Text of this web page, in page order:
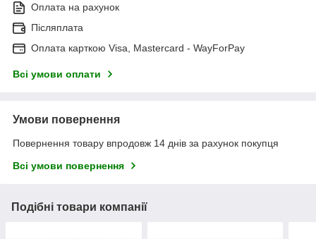
Оплата на рахунок
Післяплата
Оплата карткою Visa, Mastercard - WayForPay
Всі умови оплати
Умови повернення
Повернення товару впродовж 14 днів за рахунок покупця
Всі умови повернення
Подібні товари компанії